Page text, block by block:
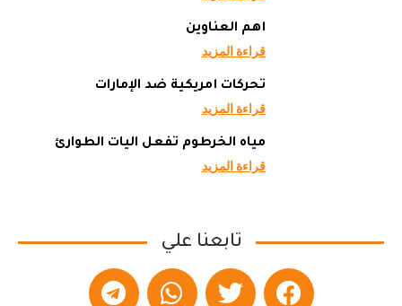
أهم العناوين
قراءة المزيد
تحركات أمريكية ضد الإمارات
قراءة المزيد
مياه الخرطوم تفعل آليات الطوارئ
قراءة المزيد
تابعنا علي